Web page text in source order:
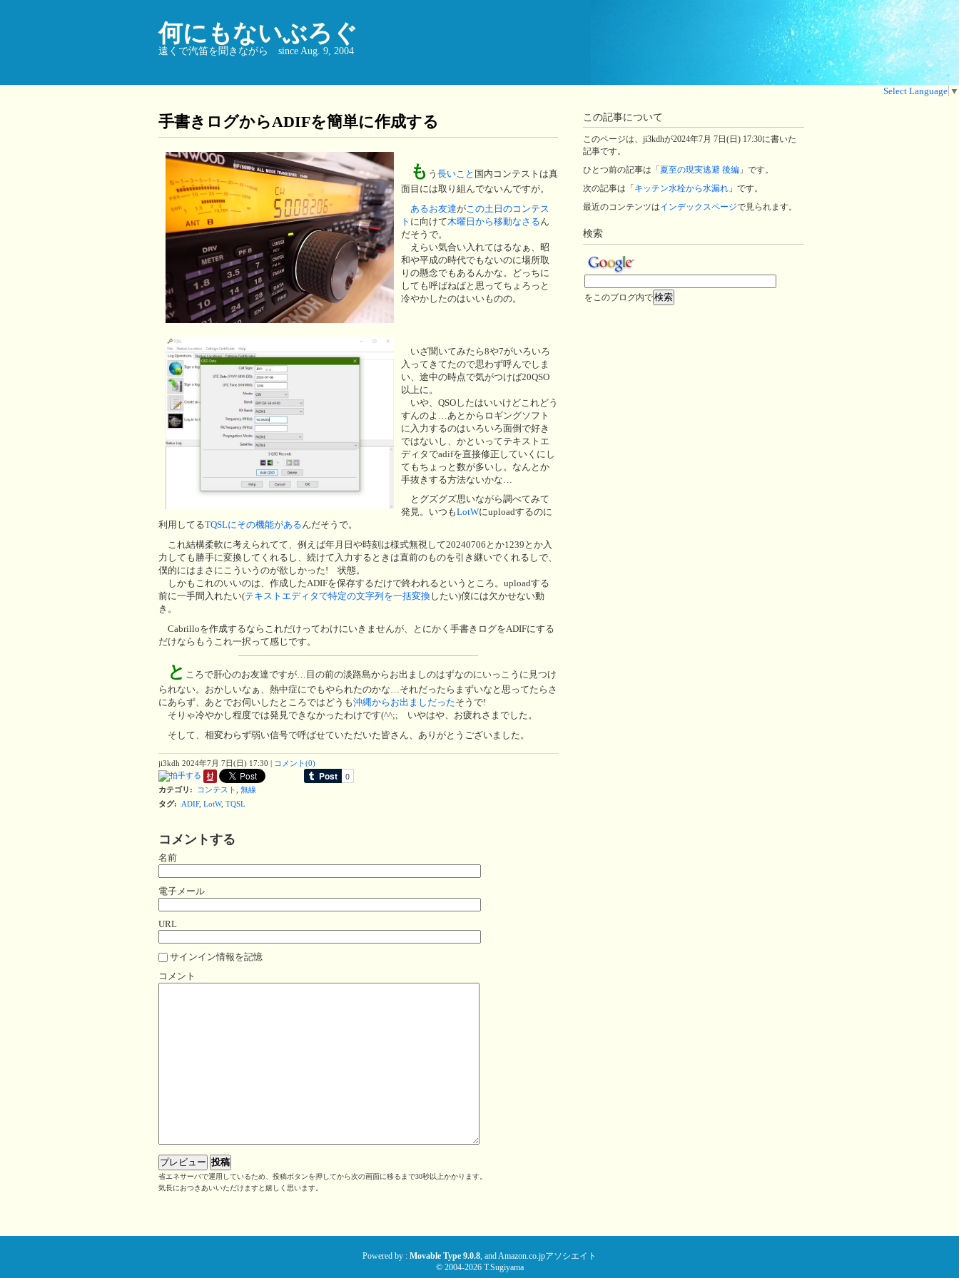
何にもないぶろぐ
遠くで汽笛を聞きながら since Aug. 9, 2004
Select Language ▼
手書きログからADIFを簡単に作成する
も う 長いこと 国内コンテストは真
面目には取り組んでないんですが。
あるお友達が この土日のコンテス
ト に向けて木曜日から移動なさる ん
だそうで。
えらい気合い入れてはるなぁ、昭
和や平成の時代でもないのに場所取
りの懸念でもあるんかな。どっちに
しても呼ばねばと思ってちょろっと
冷やかしたのはいいものの。
いざ聞いてみたら8や7がいろいろ
入ってきてたので思わず呼んでしま
い、途中の時点で気がつけば20QSO
以上に。
いや、QSOしたはいいけどこれどう
すんのよ…あとからロギングソフト
に入力するのはいろいろ面倒で好き
ではないし、かといってテキストエ
ディタでadifを直接修正していくにし
てもちょっと数が多いし。なんとか
手抜きする方法ないかな…
とグズグズ思いながら調べてみて
発見。いつもLotWにuploadするのに
利用してるTQSLにその機能があるんだそうで。
これ結構柔軟に考えられてて、例えば年月日や時刻は様式無視して20240706とか1239とか入
力しても勝手に変換してくれるし、続けて入力するときは直前のものを引き継いでくれるしで、
僕的にはまさにこういうのが欲しかった! 状態。
しかもこれのいいのは、作成したADIFを保存するだけで終われるというところ。uploadする
前に一手間入れたい(テキストエディタで特定の文字列を一括変換したい)僕には欠かせない動
き。
Cabrilloを作成するならこれだけってわけにいきませんが、とにかく手書きログをADIFにする
だけならもうこれ一択って感じです。
と ころで肝心のお友達ですが…目の前の淡路島からお出ましのはずなのにいっこうに見つけ
られない。おかしいなぁ、熱中症にでもやられたのかな…それだったらまずいなと思ってたらさ
にあらず、あとでお伺いしたところではどうも沖縄からお出ましだったそうで!
そりゃ冷やかし程度では発見できなかったわけです(^^;; いやはや、お疲れさまでした。
そして、相変わらず弱い信号で呼ばせていただいた皆さん、ありがとうございました。
ji3kdh 2024年7月 7日(日) 17:30 | コメント(0)
カテゴリ : コンテスト
無線
タグ: ADIF, LotW, TQSL
コメントする
名前
電子メール
URL
サインイン情報を記憶
コメント
省エネサーバで運用しているため、投稿ボタンを押してから次の画面に移るまで30秒以上かかります。
気長におつきあいいただけますと嬉しく思います。
この記事について
このページは、ji3kdhが2024年7月 7日(日) 17:30に書いた
記事です。
ひとつ前の記事は「 夏至の現実逃避 後編 」です。
次の記事は「 キッチン水栓から水漏れ 」です。
最近のコンテンツはインデックスページで見られます。
検索
をこのブログ内で
Powered by : Movable Type 9.0.8 , and Amazon.co.jpアソシエイト
© 2004-2026 T.Sugiyama